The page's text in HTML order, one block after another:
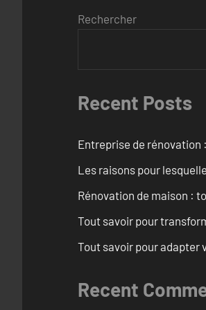
Rechercher
Recent Posts
Entreprise de
Les raisons pour
Rénovation de maison :
Tout savoir pour
Tout savoir pour adapter
Recent